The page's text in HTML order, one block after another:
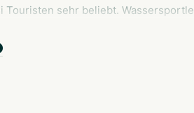
Touristen sehr beliebt.
Sie Ihr Handtuch am